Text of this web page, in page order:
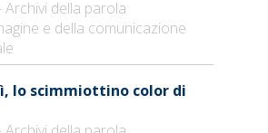
Archivi della parola
e della comunicazione
lo scimmiottino color di